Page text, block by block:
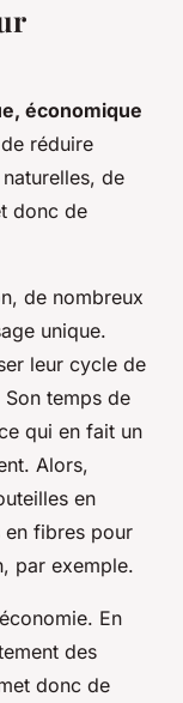
économique
réduire
de
donc de
de nombreux
unique.
leur cycle de
Son temps de
qui en fait un
Alors,
en
en fibres pour
par exemple.
En
des
donc de